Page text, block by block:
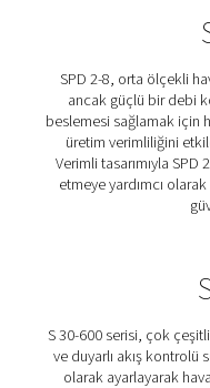
kararlılığını
olur. Aşağıda
CF 800-3000
yöneten bu
basıncı sağlar.